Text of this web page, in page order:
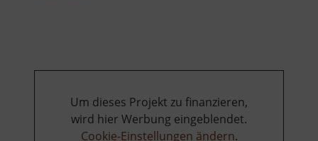
Um dieses Projekt zu finanzieren,
wird hier Werbung eingeblendet.
Cookie-Einstellungen ändern.